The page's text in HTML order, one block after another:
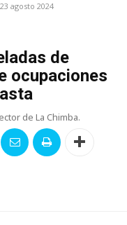
23 agosto 2024
de
ocupaciones
de La Chimba.